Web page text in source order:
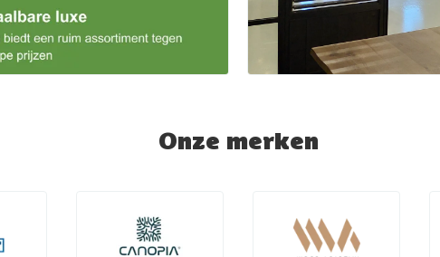
Onze merken